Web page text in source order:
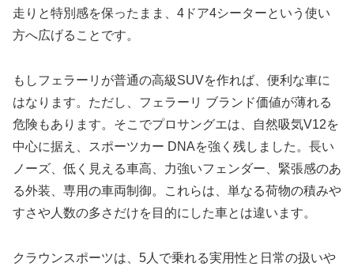
走りと特別感を保ったまま、4ドア4シーターという使い
方へ広げることです。
もしフェラーリが普通の高級SUVを作れば、便利な車に
はなります。ただし、フェラーリ ブランド価値が薄れる
危険もあります。そこでプロサングエは、自然吸気V12を
中心に据え、スポーツカー DNAを強く残しました。長い
ノーズ、低く見える車高、力強いフェンダー、緊張感のあ
る外装、専用の車両制御。これらは、単なる荷物の積みや
すさや人数の多さだけを目的にした車とは違います。
クラウンスポーツは、5人で乗れる実用性と日常の扱いや